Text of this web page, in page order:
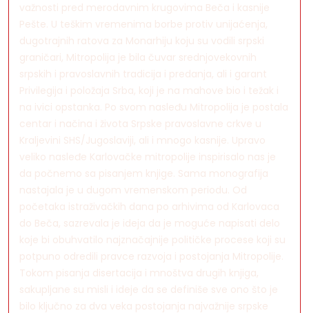
važnosti pred merodavnim krugovima Beča i kasnije
Pešte. U teškim vremenima borbe protiv unijaćenja,
dugotrajnih ratova za Monarhiju koju su vodili srpski
graničari, Mitropolija je bila čuvar srednjovekovnih
srpskih i pravoslavnih tradicija i predanja, ali i garant
Privilegija i položaja Srba, koji je na mahove bio i težak i
na ivici opstanka. Po svom nasleđu Mitropolija je postala
centar i načina i života Srpske pravoslavne crkve u
Kraljevini SHS/Jugoslaviji, ali i mnogo kasnije. Upravo
veliko nasleđe Karlovačke mitropolije inspirisalo nas je
da počnemo sa pisanjem knjige. Sama monografija
nastajala je u dugom vremenskom periodu. Od
početaka istraživačkih dana po arhivima od Karlovaca
do Beča, sazrevala je ideja da je moguće napisati delo
koje bi obuhvatilo najznačajnije političke procese koji su
potpuno odredili pravce razvoja i postojanja Mitropolije.
Tokom pisanja disertacija i mnoštva drugih knjiga,
sakupljane su misli i ideje da se definiše sve ono što je
bilo ključno za dva veka postojanja najvažnije srpske